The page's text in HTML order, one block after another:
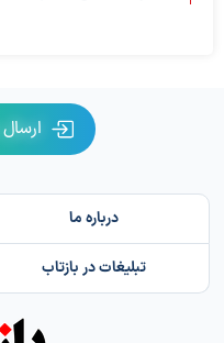
درباره ما
تبلیغات در بازتاب